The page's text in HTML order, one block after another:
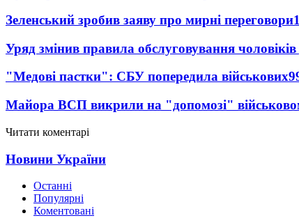
Зеленський зробив заяву про мирні переговори
Уряд змінив правила обслуговування
"Медові пастки": СБУ попередила військових
Майора ВСП викрили на "допомозі"
Читати коментарі
Новини України
Останні
Популярні
Коментовані